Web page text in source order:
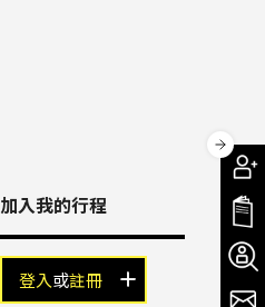
加入我的行程
登入或註冊